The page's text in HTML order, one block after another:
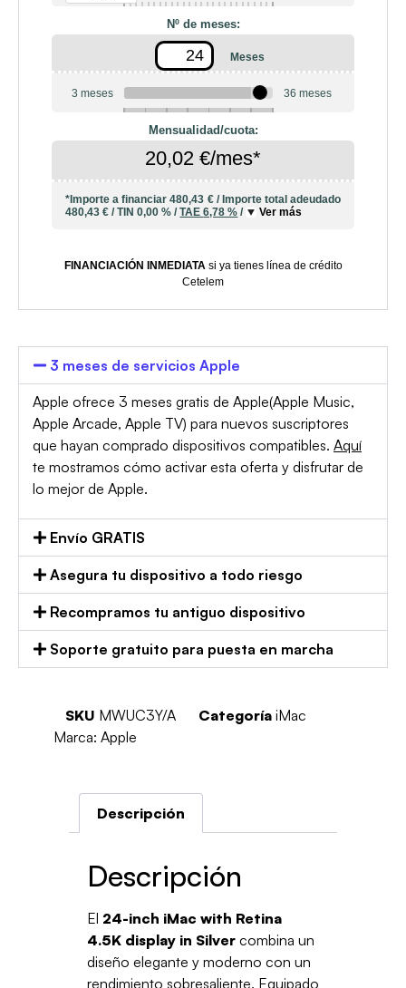
Nº de meses:
Meses
3 meses 36 meses
Mensualidad/cuota:
20,02 €/mes*
*Importe a financiar480,43 € /Importe total adeudado
480,43 € /TIN0,00 % /TAE6,78 % / Ver más
FINANCIACIÓN INMEDIATAsi ya tienes línea de crédito
Cetelem
3 meses de servicios Apple
Apple ofrece 3 meses gratis de Apple(Apple Music,
Apple Arcade, Apple TV) para nuevos suscriptores
que hayan comprado dispositivos compatibles. Aquí
te mostramos cómo activar esta oferta y disfrutar de
lo mejor de Apple.
Envío GRATIS
Asegura tu dispositivo a todo riesgo
Recompramos tu antiguo dispositivo
Soporte gratuito para puesta en marcha
SKU MWUC3Y/A Categoría iMac
Marca:Apple
Descripción
Descripción
El 24-inch iMac with Retina
4.5K display in Silvercombina un
diseño elegante y moderno con un
rendimiento sobresaliente. Equipado